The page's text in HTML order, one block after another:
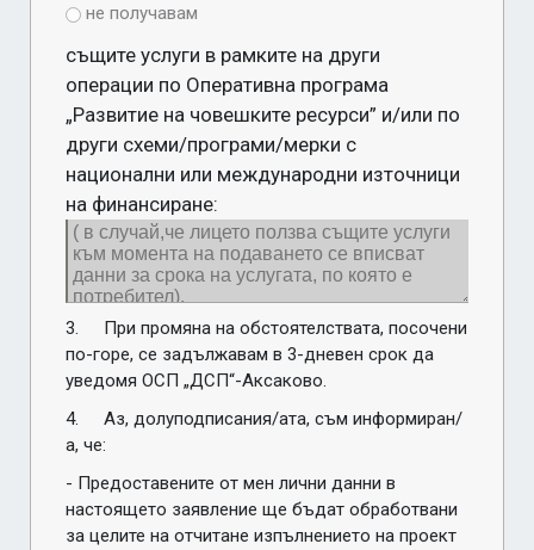
не получавам
същите услуги в рамките на други
операции по Оперативна програма
„Развитие на човешките ресурси” и/или по
други схеми/програми/мерки с
национални или международни източници
на финансиране:
3.	При промяна на обстоятелствата, посочени
по-горе, се задължавам в 3-дневен срок да
уведомя ОСП „ДСП“-Аксаково.
4.	Аз, долуподписания/ата, съм информиран/
а, че:
- Предоставените от мен лични данни в
настоящето заявление ще бъдат обработвани
за целите на отчитане изпълнението на проект